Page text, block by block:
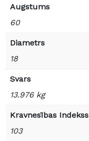
Augstums
60
Diametrs
18
Svars
13.976 kg
Kravnesības Indekss
103